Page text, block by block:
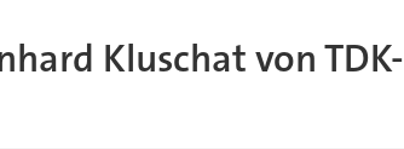
Kluschat von